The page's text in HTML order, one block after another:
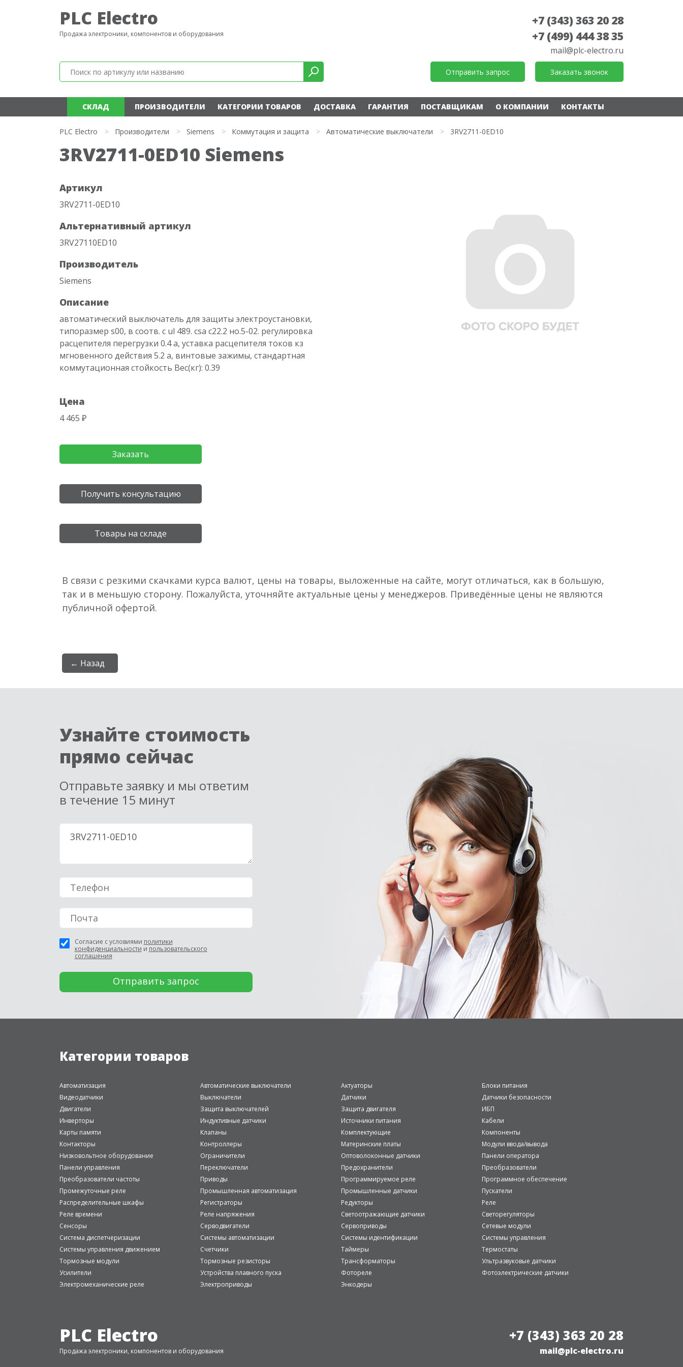
PLC Electro
Продажа электроники, компонентов и оборудования
+7 (343) 363 20 28
+7 (499) 444 38 35
mail@plc-electro.ru
Отправить запрос Заказать звонок
СКЛАД ПРОИЗВОДИТЕЛИ КАТЕГОРИИ ТОВАРОВ ДОСТАВКА ГАРАНТИЯ ПОСТАВЩИКАМ О КОМПАНИИ КОНТАКТЫ
PLC Electro > Производители > Siemens > Коммутация и защита > Автоматические выключатели > 3RV2711-0ED10
3RV2711-0ED10 Siemens
Артикул
3RV2711-0ED10
Альтернативный артикул
3RV27110ED10
Производитель
Siemens
Описание
автоматический выключатель для защиты электроустановки,
типоразмер s00, в соотв. с ul 489. csa c22.2 но.5-02. регулировка
расцепителя перегрузки 0.4 a, уставка расцепителя токов кз
мгновенного действия 5.2 a, винтовые зажимы, стандартная
коммутационная стойкость Вес(кг): 0.39
Цена
4 465 ₽
Заказать
Получить консультацию
Товары на складе
В связи с резкими скачками курса валют, цены на товары, выложенные на сайте, могут отличаться, как в большую,
так и в меньшую сторону. Пожалуйста, уточняйте актуальные цены у менеджеров. Приведённые цены не являются
публичной офертой.
← Назад
Узнайте стоимость
прямо сейчас
Отправьте заявку и мы ответим
в течение 15 минут
Согласие с условиями политики
конфиденциальности и пользовательского
соглашения
Категории товаров
Автоматизация Автоматические выключатели Актуаторы
Блоки питания
Видеодатчики
Выключатели Датчики
Датчики безопасности
Двигатели
Защита выключателей Защита двигателя
ИБП
Инверторы
Индуктивные датчики Источники питания
Кабели
Карты памяти
Клапаны Комплектующие
Компоненты
Контакторы
Контроллеры Материнские платы
Модули ввода/вывода
Низковольтное оборудование
Ограничители Оптоволоконные датчики
Панели оператора
Панели управления
Переключатели Предохранители
Преобразователи
Преобразователи частоты
Приводы Программируемое реле
Программное обеспечение
Промежуточные реле
Промышленная автоматизация Промышленные датчики
Пускатели
Распределительные шкафы
Регистраторы Редукторы
Реле
Реле времени
Реле напряжения Светоотражающие датчики
Светорегуляторы
Сенсоры
Серводвигатели Сервоприводы
Сетевые модули
Система диспетчеризации
Системы автоматизации Системы идентификации
Системы управления
Системы управления движением
Счетчики Таймеры
Термостаты
Тормозные модули
Тормозные резисторы Трансформаторы
Ультразвуковые датчики
Усилители
Устройства плавного пуска Фотореле
Фотоэлектрические датчики
Электромеханические реле
Электроприводы Энкодеры
PLC Electro
Продажа электроники, компонентов и оборудования
+7 (343) 363 20 28
mail@plc-electro.ru